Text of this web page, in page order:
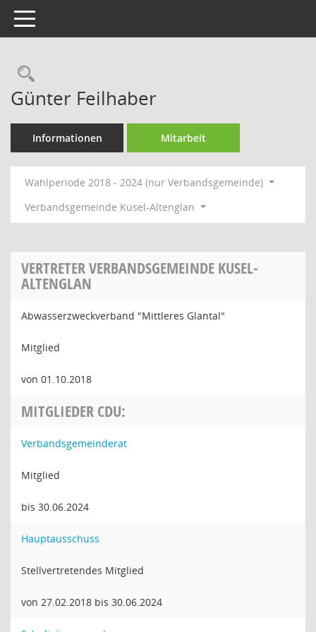
Toggle navigation
Rechercheauswahl
Günter Feilhaber
Informationen Mitarbeit
Wahlperiode 2018 - 2024 (nur Verbandsgemeinde)
Verbandsgemeinde Kusel-Altenglan
VERTRETER VERBANDSGEMEINDE KUSEL-
ALTENGLAN
Abwasserzweckverband "Mittleres Glantal"
Mitglied
von 01.10.2018
MITGLIEDER CDU:
Verbandsgemeinderat
Mitglied
bis 30.06.2024
Hauptausschuss
Stellvertretendes Mitglied
von 27.02.2018 bis 30.06.2024